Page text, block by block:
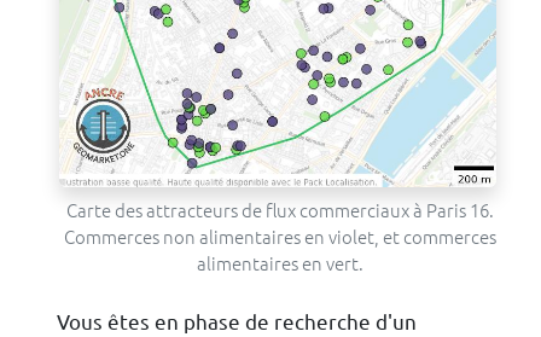
Carte des attracteurs de flux commerciaux à Paris 16.
Commerces non alimentaires en violet, et commerces
alimentaires en vert.
Vous êtes en phase de recherche d'un